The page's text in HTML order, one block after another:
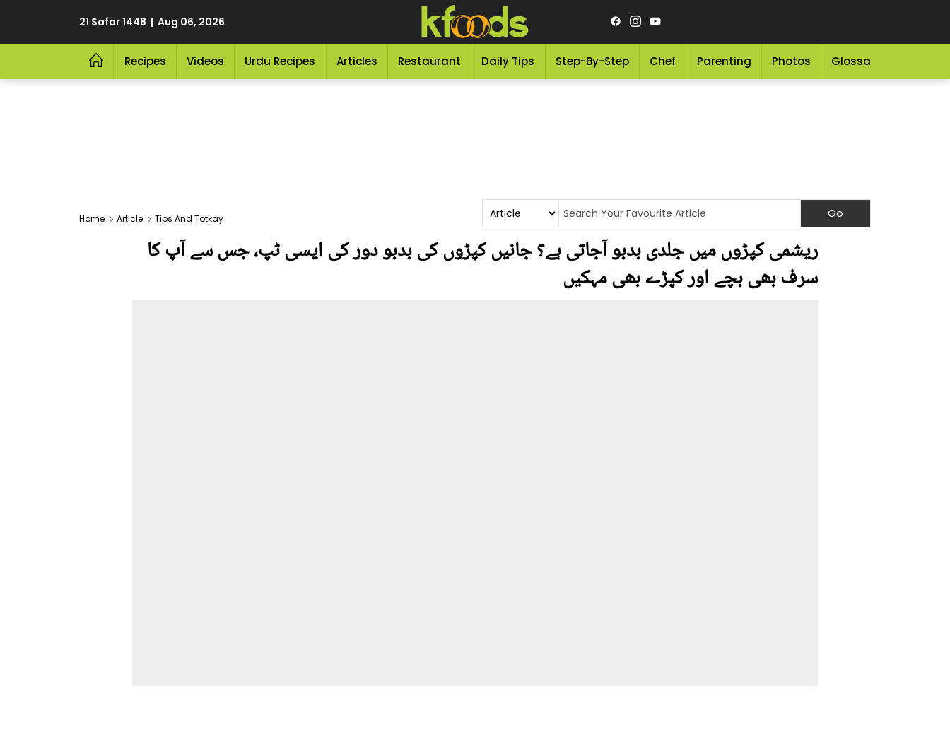
21 Safar 1448 | Aug 06, 2026
Recipes Videos Urdu Recipes Articles Restaurant Daily Tips Step-By-Step Chef Parenting Photos Glossary
Home Article Tips And Totkay
ریشمی کپڑوں میں جلدی بدبو آجاتی ہے؟ جانیں کپڑوں کی بدبو دور کی ایسی ٹپ، جس سے آپ کا
سرف بھی بچے اور کپڑے بھی مہکیں